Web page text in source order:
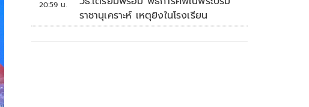
20:59 น.
ราชานุเคราะห์ เหตุยิงในโรงเรียน